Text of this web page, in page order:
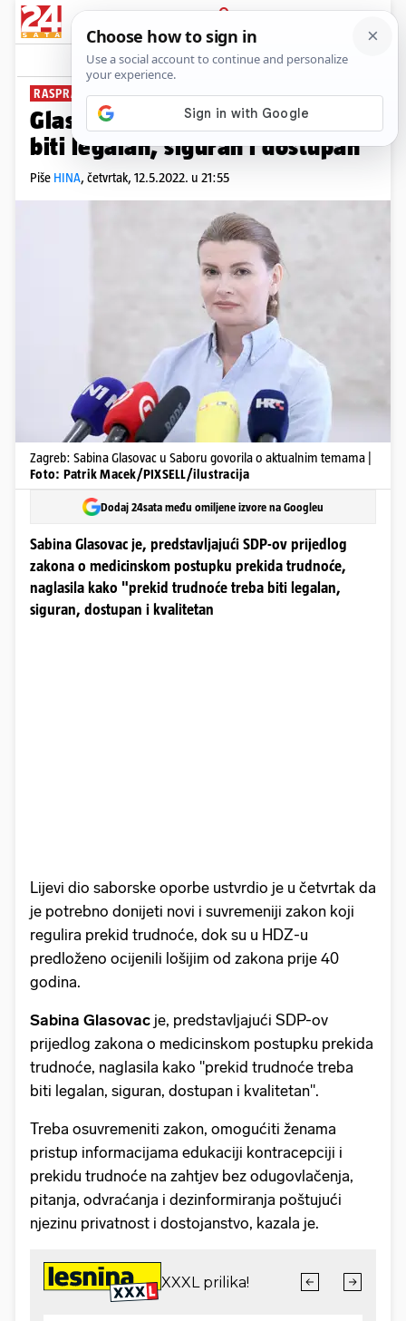
PRIJAVA
News Komentari
RASPRAVA U SABORU
Glasovac: Prekid trudnoće mora
biti legalan, siguran i dostupan
Piše HINA, četvrtak, 12.5.2022. u 21:55
Zagreb: Sabina Glasovac u Saboru govorila o aktualnim temama |
Foto: Patrik Macek/PIXSELL/ilustracija
Dodaj 24sata među omiljene izvore na Googleu
Sabina Glasovac je, predstavljajući SDP-ov prijedlog
zakona o medicinskom postupku prekida trudnoće,
naglasila kako "prekid trudnoće treba biti legalan,
siguran, dostupan i kvalitetan
Lijevi dio saborske oporbe ustvrdio je u četvrtak da
je potrebno donijeti novi i suvremeniji zakon koji
regulira prekid trudnoće, dok su u HDZ-u
predloženo ocijenili lošijim od zakona prije 40
godina.
Sabina Glasovac je, predstavljajući SDP-ov
prijedlog zakona o medicinskom postupku prekida
trudnoće, naglasila kako "prekid trudnoće treba
biti legalan, siguran, dostupan i kvalitetan".
Treba osuvremeniti zakon, omogućiti ženama
pristup informacijama edukaciji kontracepciji i
prekidu trudnoće na zahtjev bez odugovlačenja,
pitanja, odvraćanja i dezinformiranja poštujući
njezinu privatnost i dostojanstvo, kazala je.